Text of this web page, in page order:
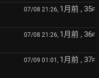
07/08 21:26, 1月前 , 35F
07/08 21:26, 1月前 , 36F
07/09 01:01, 1月前 , 37F